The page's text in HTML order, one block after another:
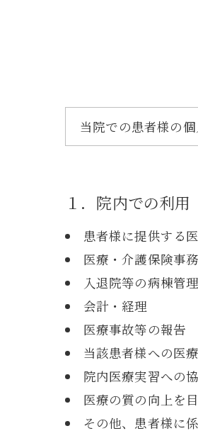
当院での患者様の
１．院内での利用
患者様に提供する
医療・介護保険事務
入退院等の病棟管理
会計・経理
医療事故等の報告
当該患者様への医
院内医療実習への
医療の質の向上を
その他、患者様に